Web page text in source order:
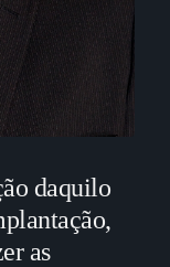
daquilo
as